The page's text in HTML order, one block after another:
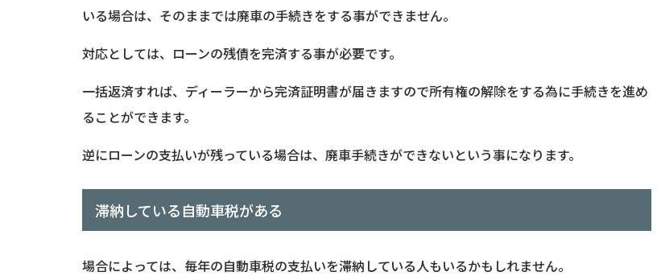
いる場合は、そのままでは廃車の手続きをする事ができません。
対応としては、ローンの残債を完済する事が必要です。
一括返済すれば、ディーラーから完済証明書が届きますので所有権の解除をする為に手続きを進め
ることができます。
逆にローンの支払いが残っている場合は、廃車手続きができないという事になります。
滞納している自動車税がある
場合によっては、毎年の自動車税の支払いを滞納している人もいるかもしれません。